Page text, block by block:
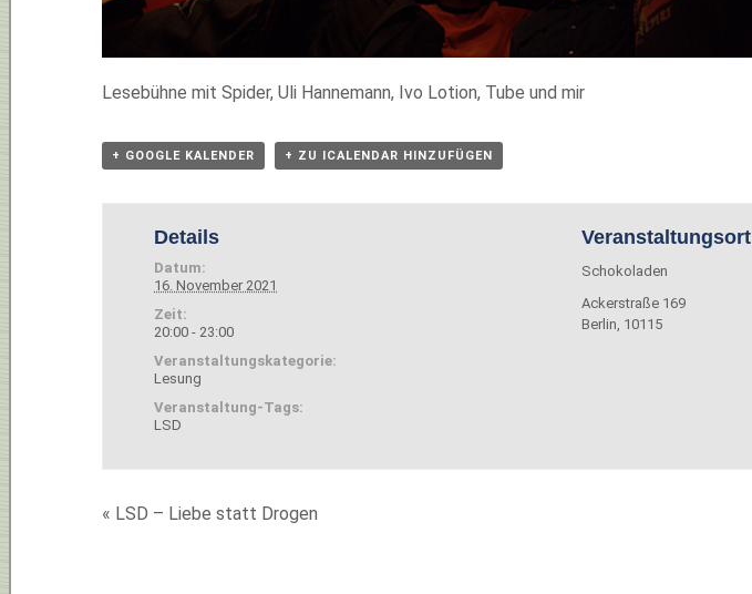
Lesebühne mit Spider, Uli Hannemann, Ivo Lotion, Tube und mir
+ GOOGLE KALENDER + ZU ICALENDAR HINZUFÜGEN
Details
Datum:
16. November 2021
Zeit:
20:00 - 23:00
Veranstaltungskategorie:
Lesung
Veranstaltung-Tags:
LSD
Veranstaltungsort
Schokoladen
Ackerstraße 169
Berlin 10115
« LSD – Liebe statt Drogen